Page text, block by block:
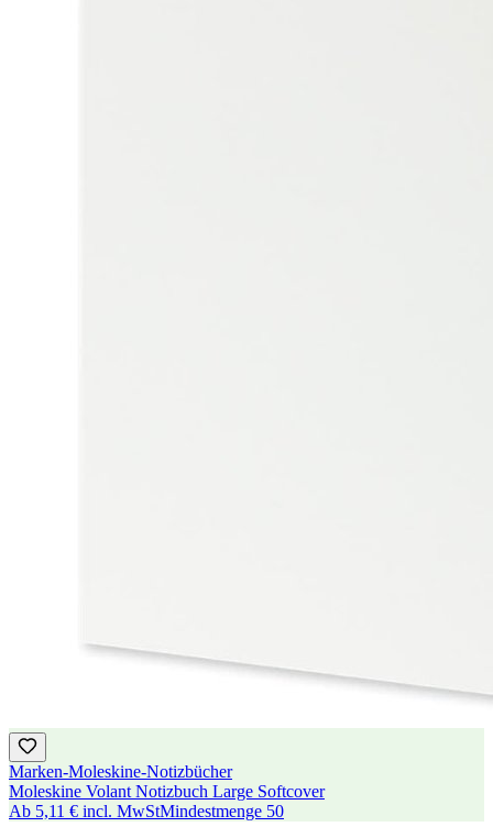
Marken-Moleskine-Notizbücher
Moleskine Volant Notizbuch Large Softcover
Ab 5,11 € incl. MwStMindestmenge 50